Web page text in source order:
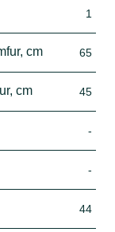
1
cm 65
cm 45
-
-
44